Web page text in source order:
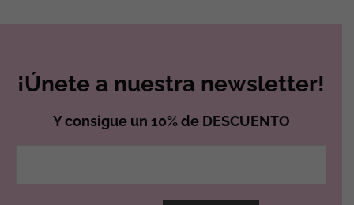
¡Únete a nuestra newsletter!
Y consigue un 10% de DESCUENTO